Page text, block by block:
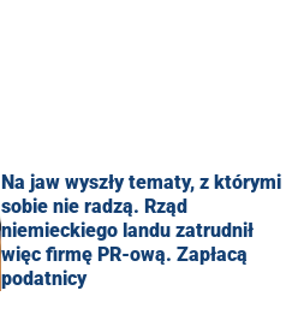
Na jaw wyszły tematy, z którymi
sobie nie radzą. Rząd
niemieckiego landu zatrudnił
więc firmę PR-ową. Zapłacą
podatnicy